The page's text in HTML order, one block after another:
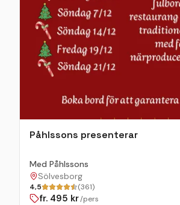
ljustbröd & siljan knäckebröd.
Gravad lax, Rökt lax, Gin och
makrill, Laxpaté, Viltpaté,
Dillmajonäs, Ishavsräkor.
Julskinka, Rökt kalkonbröst, Salami,
Pastrami, Pressylta, Rödbetssallad,
Köttbullar, Prinskorv, Janssons
Revben. Dessert och avslutning
Saftsoppa,mjölk & kanel
fruktfat med nötter 3-sorters ostar
med mandel & russin.
Påhlssons presenterar
Med Påhlssons
Sölvesborg
4,5 (361)
fr. 495 kr/pers